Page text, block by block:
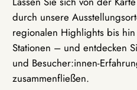
durch unsere
regionalen Highlights bis
Stationen – und entdecken
und Besucher:innen-
zusammenfließen.